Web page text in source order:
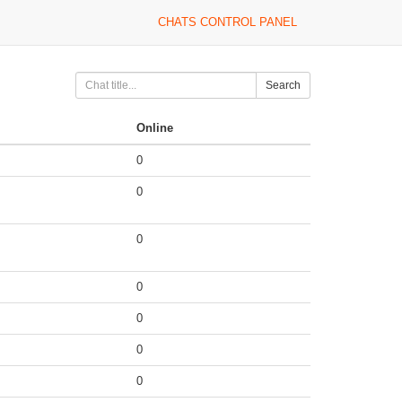
CHATS CONTROL PANEL
Search
Online
0
0
0
0
0
0
0